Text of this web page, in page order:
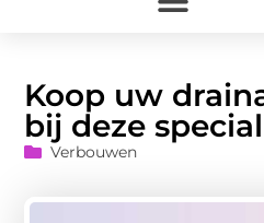
Koop uw
bij deze
Verbouwen